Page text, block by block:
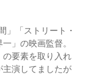
」「ストリート・
」の映画監督。
の要素を取り入れ
主演してましたが